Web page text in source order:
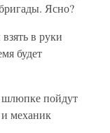
Ясно?
в руки
будет
пойдут
механик